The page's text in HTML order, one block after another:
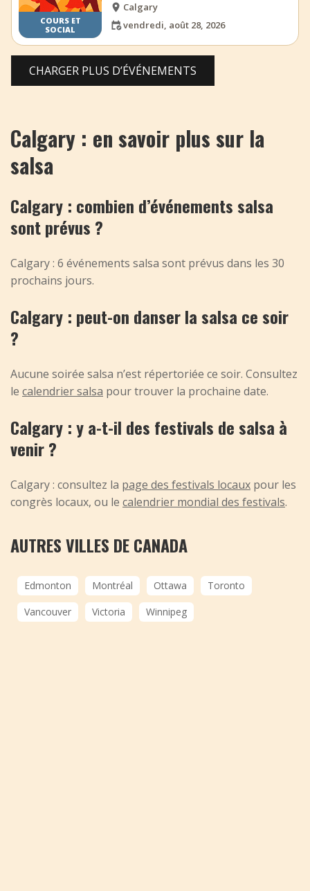
COURS ET
SOCIAL
Calgary
vendredi, août 28, 2026
CHARGER PLUS D’ÉVÉNEMENTS
Calgary : en savoir plus sur la
salsa
Calgary : combien d’événements salsa
sont prévus ?
Calgary : 6 événements salsa sont prévus dans les 30
prochains jours.
Calgary : peut-on danser la salsa ce soir
?
Aucune soirée salsa n’est répertoriée ce soir. Consultez
le calendrier salsa pour trouver la prochaine date.
Calgary : y a-t-il des festivals de salsa à
venir ?
Calgary : consultez la page des festivals locaux pour les
congrès locaux, ou le calendrier mondial des festivals.
AUTRES VILLES DE CANADA
Edmonton Montréal Ottawa
Toronto
Vancouver
Victoria Winnipeg